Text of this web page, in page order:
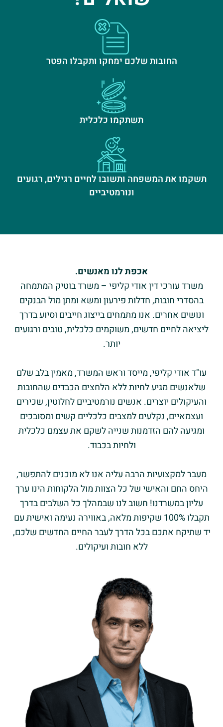
החובות שלכם ימחקו ותקבלו הפטר
תשתקמו כלכלית
תשקמו את המשפחה ותשובו לחיים רגילים, רגועים
ונורמטיביים
אכפת לנו מאנשים.
משרד עורכי דין אודי קליפי – משרד בוטיק המתמחה
בהסדרי חובות, חדלות פירעון ומשא ומתן מול הבנקים
ונושים אחרים. אנו מתמחים בייצוג חייבים וסיוע בדרך
ליציאה לחיים חדשים, משוקמים כלכלית, טובים ורגועים
יותר.
עו"ד אודי קליפי, מייסד וראש המשרד, מאמין בלב שלם
שלאנשים מגיע לחיות ללא הלחצים הכבדים שהחובות
והעיקולים יוצרים. אנשים נורמטיביים לחלוטין, שכירים
ועצמאיים, נקלעים למצבים כלכליים קשים ומסובכים
ומגיעה להם הזדמנות שנייה לשקם את עצמם כלכלית
ולחיות בכבוד.
מעבר למקצועיות הרבה עליה אנו לא מוכנים להתפשר,
היחס החם והאישי של כל הצוות מול הלקוחות הינו ערך
עליון במשרדנו! חשוב לנו שבמהלך כל השלבים בדרך
תקבלו 100% שקיפות מלאה, באווירה נעימה ואישית עם
יד שתיקח אתכם בכל הדרך לעבר החיים החדשים שלכם,
ללא חובות ועיקולים.